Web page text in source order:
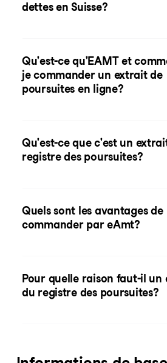
dettes en Suisse?
Qu'est-ce qu'EAMT et
je commander un extrait de
poursuites en ligne?
Qu'est-ce que c'est un
registre des poursuites?
Quels sont les avantages de
commander par eAmt?
Pour quelle raison faut-il un
du registre des poursuites?